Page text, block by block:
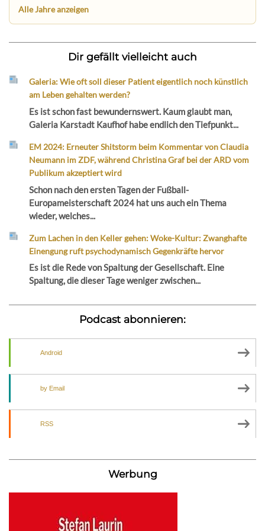
Alle Jahre anzeigen
Dir gefällt vielleicht auch
Galeria: Wie oft soll dieser Patient eigentlich noch künstlich
am Leben gehalten werden?
Es ist schon fast bewundernswert. Kaum glaubt man,
Galeria Karstadt Kaufhof habe endlich den Tiefpunkt...
EM 2024: Erneuter Shitstorm beim Kommentar von Claudia
Neumann im ZDF, während Christina Graf bei der ARD vom
Publikum akzeptiert wird
Schon nach den ersten Tagen der Fußball-
Europameisterschaft 2024 hat uns auch ein Thema
wieder, welches...
Zum Lachen in den Keller gehen: Woke-Kultur: Zwanghafte
Einengung ruft psychodynamisch Gegenkräfte hervor
Es ist die Rede von Spaltung der Gesellschaft. Eine
Spaltung, die dieser Tage weniger zwischen...
Podcast abonnieren:
Android
by Email
RSS
Werbung